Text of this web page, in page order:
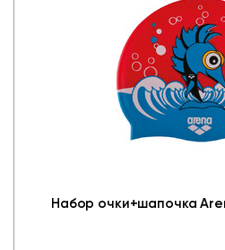
Набор очки+шапочка